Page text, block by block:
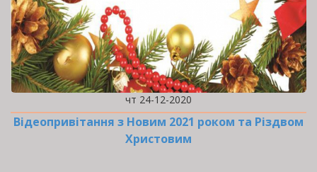
чт 24-12-2020
Відеопривітання з Новим 2021 роком та Різдвом
Христовим